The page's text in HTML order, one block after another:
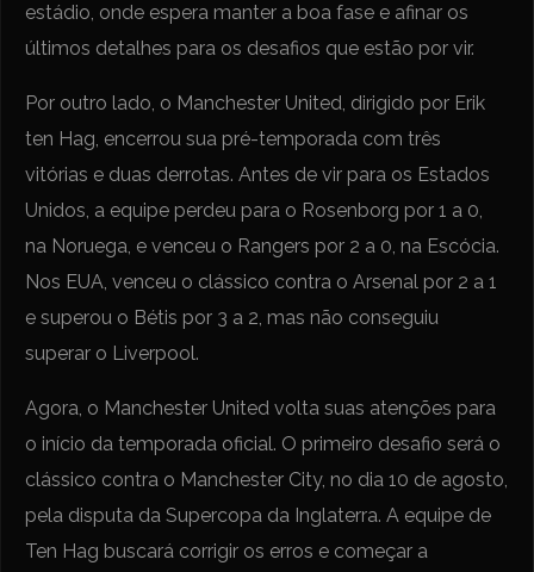
estádio, onde espera manter a boa fase e afinar os
últimos detalhes para os desafios que estão por vir.
Por outro lado, o Manchester United, dirigido por Erik
ten Hag, encerrou sua pré-temporada com três
vitórias e duas derrotas. Antes de vir para os Estados
Unidos, a equipe perdeu para o Rosenborg por 1 a 0,
na Noruega, e venceu o Rangers por 2 a 0, na Escócia.
Nos EUA, venceu o clássico contra o Arsenal por 2 a 1
e superou o Bétis por 3 a 2, mas não conseguiu
superar o Liverpool.
Agora, o Manchester United volta suas atenções para
o início da temporada oficial. O primeiro desafio será o
clássico contra o Manchester City, no dia 10 de agosto,
pela disputa da Supercopa da Inglaterra. A equipe de
Ten Hag buscará corrigir os erros e começar a